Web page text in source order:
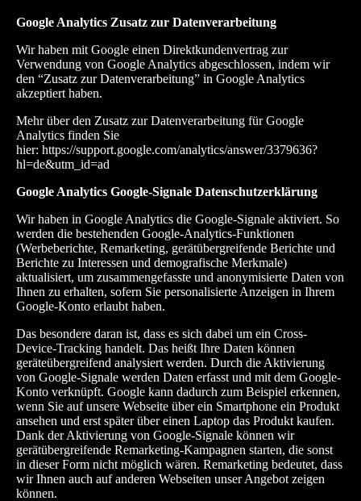
Google Analytics Zusatz zur Datenverarbeitung
Wir haben mit Google einen Direktkundenvertrag zur
Verwendung von Google Analytics abgeschlossen, indem wir
den “Zusatz zur Datenverarbeitung” in Google Analytics
akzeptiert haben.
Mehr über den Zusatz zur Datenverarbeitung für Google
Analytics finden Sie
hier: https://support.google.com/analytics/answer/3379636?
hl=de&utm_id=ad
Google Analytics Google-Signale Datenschutzerklärung
Wir haben in Google Analytics die Google-Signale aktiviert. So
werden die bestehenden Google-Analytics-Funktionen
(Werbeberichte, Remarketing, gerätübergreifende Berichte und
Berichte zu Interessen und demografische Merkmale)
aktualisiert, um zusammengefasste und anonymisierte Daten von
Ihnen zu erhalten, sofern Sie personalisierte Anzeigen in Ihrem
Google-Konto erlaubt haben.
Das besondere daran ist, dass es sich dabei um ein Cross-
Device-Tracking handelt. Das heißt Ihre Daten können
geräteübergreifend analysiert werden. Durch die Aktivierung
von Google-Signale werden Daten erfasst und mit dem Google-
Konto verknüpft. Google kann dadurch zum Beispiel erkennen,
wenn Sie auf unsere Webseite über ein Smartphone ein Produkt
ansehen und erst später über einen Laptop das Produkt kaufen.
Dank der Aktivierung von Google-Signale können wir
gerätübergreifende Remarketing-Kampagnen starten, die sonst
in dieser Form nicht möglich wären. Remarketing bedeutet, dass
wir Ihnen auch auf anderen Webseiten unser Angebot zeigen
können.